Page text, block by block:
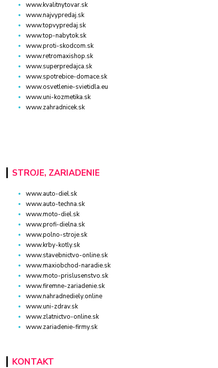
www.kvalitnytovar.sk
www.najvypredaj.sk
www.topvypredaj.sk
www.top-nabytok.sk
www.proti-skodcom.sk
www.retromaxishop.sk
www.superpredajca.sk
www.spotrebice-domace.sk
www.osvetlenie-svietidla.eu
www.uni-kozmetika.sk
www.zahradnicek.sk
STROJE, ZARIADENIE
www.auto-diel.sk
www.auto-techna.sk
www.moto-diel.sk
www.profi-dielna.sk
www.polno-stroje.sk
www.krby-kotly.sk
www.stavebnictvo-online.sk
www.maxiobchod-naradie.sk
www.moto-prislusenstvo.sk
www.firemne-zariadenie.sk
www.nahradnediely.online
www.uni-zdrav.sk
www.zlatnictvo-online.sk
www.zariadenie-firmy.sk
KONTAKT